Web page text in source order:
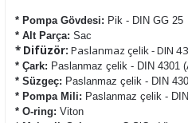
* Pompa Gövdesi: Pik - DIN GG 25
* Alt Parça: Sac
* Difüzör: Paslanmaz çelik - DIN
* Çark: Paslanmaz çelik - DIN 4301
* Süzgeç: Paslanmaz çelik - DIN
* Pompa Mili: Paslanmaz çelik -
* O-ring: Viton